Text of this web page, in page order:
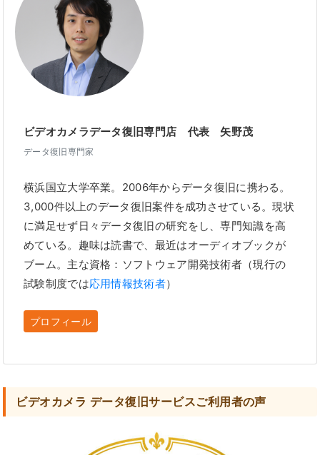
ビデオカメラデータ復旧専門店 代表 矢野茂
データ復旧専門家
横浜国立大学卒業。2006年からデータ復旧に携わる。
3,000件以上のデータ復旧案件を成功させている。現状
に満足せず日々データ復旧の研究をし、専門知識を高
めている。趣味は読書で、最近はオーディオブックが
ブーム。主な資格：ソフトウェア開発技術者（現行の
試験制度では応用情報技術者）
プロフィール
ビデオカメラ データ復旧サービスご利用者の声